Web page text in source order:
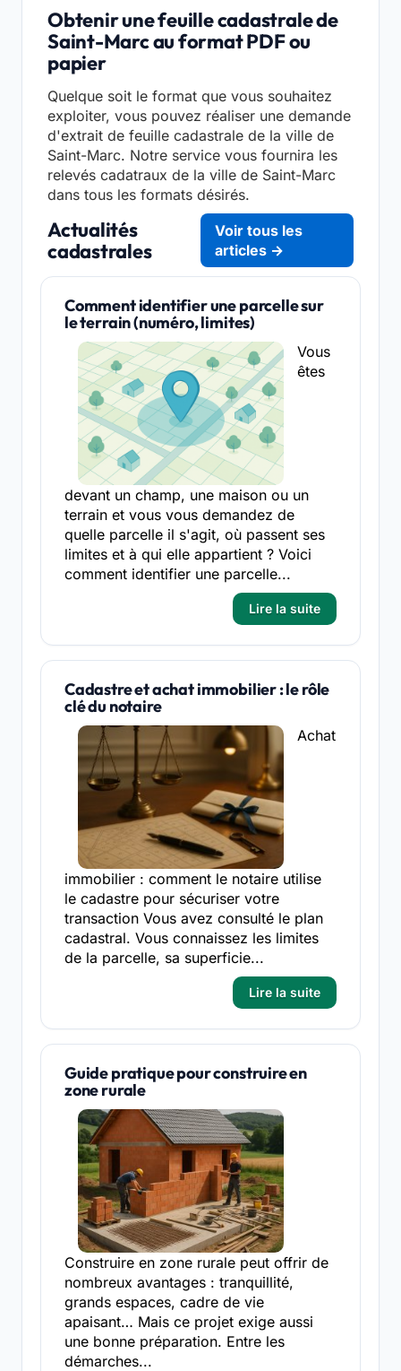
Obtenir une feuille cadastrale de
Saint-Marc au format PDF ou
papier
Quelque soit le format que vous souhaitez
exploiter, vous pouvez réaliser une demande
d'extrait de feuille cadastrale de la ville de
Saint-Marc. Notre service vous fournira les
relevés cadatraux de la ville de Saint-Marc
dans tous les formats désirés.
Actualités
cadastrales
Voir tous les
articles →
Comment identifier une parcelle sur
le terrain (numéro, limites)
Vous
êtes
devant un champ, une maison ou un
terrain et vous vous demandez de
quelle parcelle il s'agit, où passent ses
limites et à qui elle appartient ? Voici
comment identifier une parcelle...
Lire la suite
Cadastre et achat immobilier : le rôle
clé du notaire
Achat
immobilier : comment le notaire utilise
le cadastre pour sécuriser votre
transaction Vous avez consulté le plan
cadastral. Vous connaissez les limites
de la parcelle, sa superficie...
Lire la suite
Guide pratique pour construire en
zone rurale
Construire en zone rurale peut offrir de
nombreux avantages : tranquillité,
grands espaces, cadre de vie
apaisant… Mais ce projet exige aussi
une bonne préparation. Entre les
démarches...